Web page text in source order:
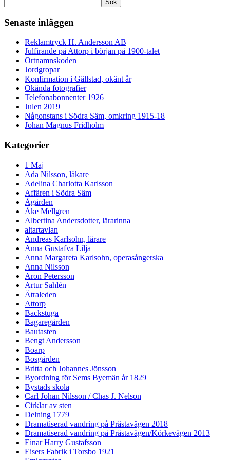
efter:
Senaste inläggen
Reklamtryck H. Andersson AB
Julfirande på Attorp i början på 1900-talet
Ortnamnskoden
Jordgropar
Konfirmation i Gällstad, okänt år
Okända fotografier
Telefonabonnenter 1926
Julen 2019
Någonstans i Södra Säm, omkring 1915-18
Johan Magnus Fridholm
Kategorier
1 Maj
Ada Nilsson, läkare
Adelina Charlotta Karlsson
Affären i Södra Säm
Ågården
Åke Mellgren
Albertina Andersdotter, lärarinna
altartavlan
Andreas Karlsohn, lärare
Anna Gustafva Lilja
Anna Margareta Karlsohn, operasångerska
Anna Nilsson
Aron Petersson
Artur Sahlén
Ätraleden
Attorp
Backstuga
Bagaregården
Bautasten
Bengt Andersson
Boarp
Bosgården
Britta och Johannes Jönsson
Byordning för Sems Byemän år 1829
Bystads skola
Carl Johan Nilsson / Chas J. Nelson
Cirklar av sten
Delning 1779
Dramatiserad vandring på Prästavägen 2018
Dramatiserad vandring på Prästavägen/Körkevägen 2013
Einar Harry Gustafsson
Eisers Fabrik i Torsbo 1921